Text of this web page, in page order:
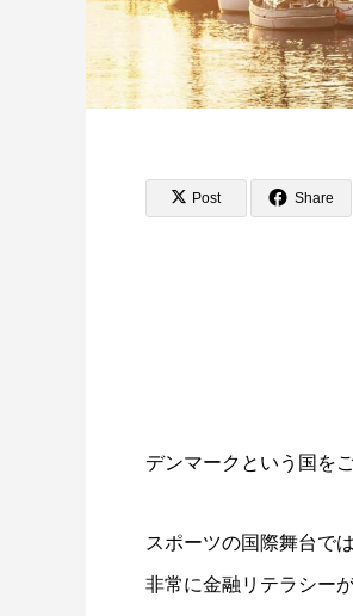
2022.04.08
Post Share
デンマークという国を
スポーツの国際舞台で
非常に金融リテラシー